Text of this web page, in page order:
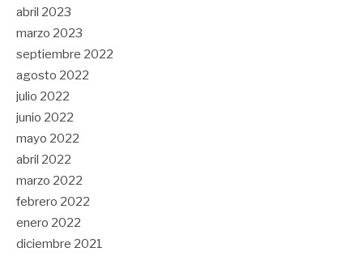
abril 2023
marzo 2023
septiembre 2022
agosto 2022
julio 2022
junio 2022
mayo 2022
abril 2022
marzo 2022
febrero 2022
enero 2022
diciembre 2021